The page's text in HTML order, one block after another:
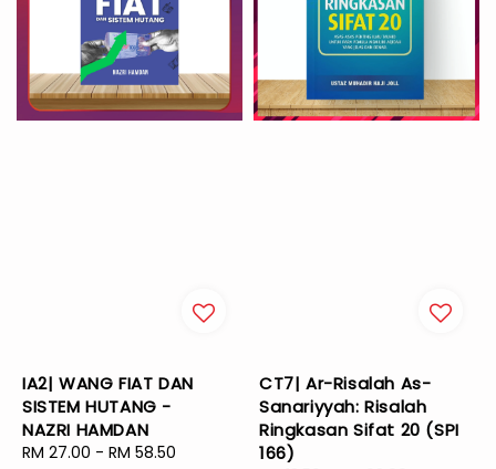
IA2| WANG FIAT DAN
SISTEM HUTANG -
NAZRI HAMDAN
Sale
RM 27.00 - RM 58.50
CT7| Ar-Risalah As-
Sanariyyah: Risalah
Ringkasan Sifat 20 (SPI
166)